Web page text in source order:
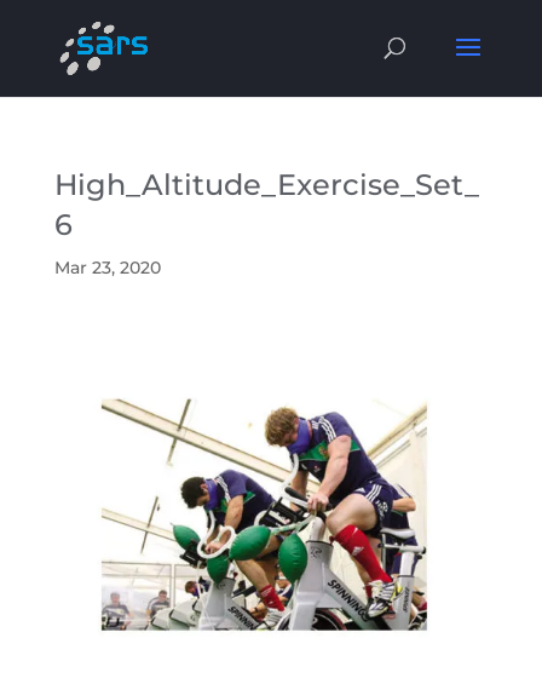
High_Altitude_Exercise_Set_
6
Mar 23, 2020